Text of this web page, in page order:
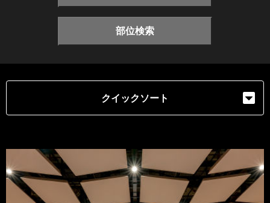
部位検索
クイックソート